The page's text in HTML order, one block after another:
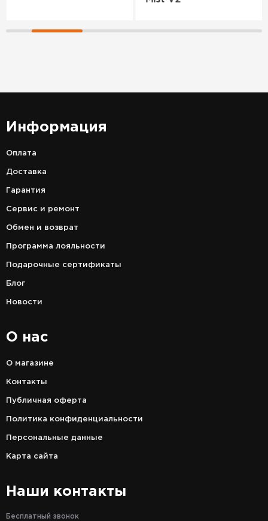
Информация
Оплата
Доставка
Гарантия
Сервис и ремонт
Обмен и возврат
Программа лояльности
Подарочные сертификаты
Блог
Новости
О нас
О магазине
Контакты
Публичная оферта
Политика конфиденциальности
Персональные данные
Карта сайта
Наши контакты
Бесплатный звонок